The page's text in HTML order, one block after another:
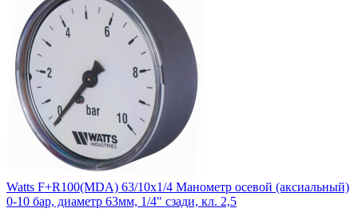
Watts F+R100(MDA) 63/10х1/4 Манометр осевой (аксиальный)
0-10 бар, диаметр 63мм, 1/4" сзади, кл. 2,5